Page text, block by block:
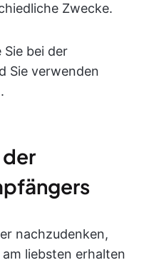
Zwecke.
Sie bei der
Sie verwenden
der
nachzudenken,
liebsten erhalten